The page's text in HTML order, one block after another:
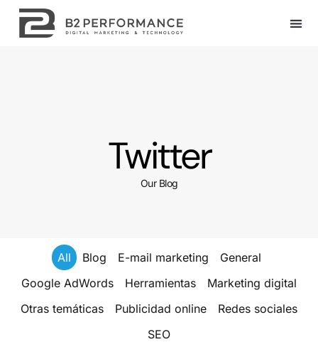
Twitter
Our Blog
Blog E-mail marketing
General
Google AdWords
Herramientas
Marketing digital
Otras temáticas
Publicidad online
Redes sociales
SEO
All